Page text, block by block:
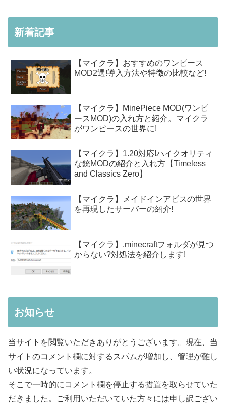
新着記事
【マイクラ】おすすめのワンピース
MOD2選!導入方法や特徴の比較など!
【マイクラ】MinePiece MOD(ワンピ
ースMOD)の入れ方と紹介。マイクラ
がワンピースの世界に!
【マイクラ】1.20対応!ハイクオリティ
な銃MODの紹介と入れ方【Timeless
and Classics Zero】
【マイクラ】メイドインアビスの世界
を再現したサーバーの紹介!
【マイクラ】.minecraftフォルダが見つ
からない?対処法を紹介します!
お知らせ
当サイトを閲覧いただきありがとうございます。現在、当
サイトのコメント欄に対するスパムが増加し、管理が難し
い状況になっています。
そこで一時的にコメント欄を停止する措置を取らせていた
だきました。ご利用いただいていた方々には申し訳ござい